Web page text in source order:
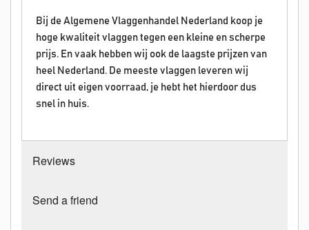
Bij de Algemene Vlaggenhandel Nederland koop je
hoge kwaliteit vlaggen tegen een kleine en scherpe
prijs. En vaak hebben wij ook de laagste prijzen van
heel Nederland. De meeste vlaggen leveren wij
direct uit eigen voorraad, je hebt het hierdoor dus
snel in huis.
Reviews
Send a friend